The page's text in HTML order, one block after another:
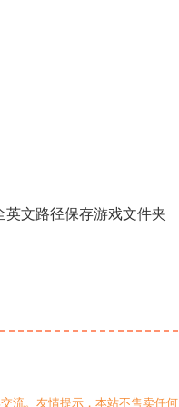
英文路径保存游戏文件夹
流。友情提示，本站不售卖任